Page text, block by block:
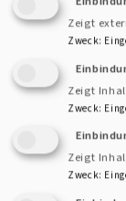
Sie weitere
Deutschland
Gauting
Sie
sein
ein
Zeigt
Zweck:
Zeigt
Zweck:
Zeigt
Zweck: